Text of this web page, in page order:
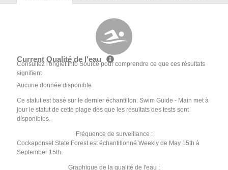
Current Qualité de l'eau
Consultez l'onglet Info Source pour comprendre ce que ces résultats
signifient
Aucune donnée disponible
Ce statut est basé sur le dernier échantillon. Swim Guide - Main met à
jour le statut de cette plage dès que les résultats des tests sont
disponibles.
Fréquence de surveillance :
Cockaponset State Forest est échantillonné Weekly de May 15th à
September 15th.
Graphique de la qualité de l'eau :